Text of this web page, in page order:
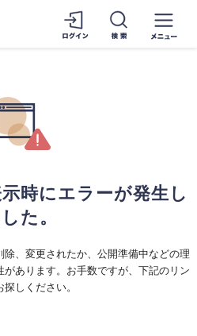
時にエラーが発生し
た。
、変更されたか、公開準備中などの理
あります。お手数ですが、下記のリン
探しください。